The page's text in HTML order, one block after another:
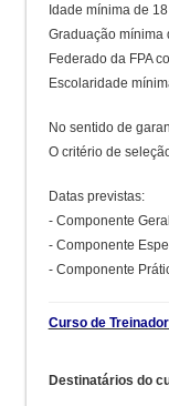
Idade mínima de 18
Graduação mínima
Federado da FPA
Escolaridade
No sentido de
O critério de
Datas previstas:
- Componente
- Componente
- Componente
Curso de
Destinatários do